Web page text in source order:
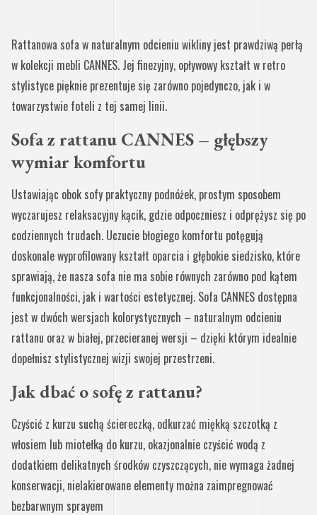
Rattanowa sofa w naturalnym odcieniu wikliny jest prawdziwą perłą
w kolekcji mebli CANNES. Jej finezyjny, opływowy kształt w retro
stylistyce pięknie prezentuje się zarówno pojedynczo, jak i w
towarzystwie foteli z tej samej linii.
Sofa z rattanu CANNES – głębszy
wymiar komfortu
Ustawiając obok sofy praktyczny podnóżek, prostym sposobem
wyczarujesz relaksacyjny kącik, gdzie odpoczniesz i odprężysz się po
codziennych trudach. Uczucie błogiego komfortu potęgują
doskonale wyprofilowany kształt oparcia i głębokie siedzisko, które
sprawiają, że nasza sofa nie ma sobie równych zarówno pod kątem
funkcjonalności, jak i wartości estetycznej. Sofa CANNES dostępna
jest w dwóch wersjach kolorystycznych – naturalnym odcieniu
rattanu oraz w białej, przecieranej wersji – dzięki którym idealnie
dopełnisz stylistycznej wizji swojej przestrzeni.
Jak dbać o sofę z rattanu?
Czyścić z kurzu suchą ściereczką, odkurzać miękką szczotką z
włosiem lub miotełką do kurzu, okazjonalnie czyścić wodą z
dodatkiem delikatnych środków czyszczących, nie wymaga żadnej
konserwacji, nielakierowane elementy można zaimpregnować
bezbarwnym sprayem